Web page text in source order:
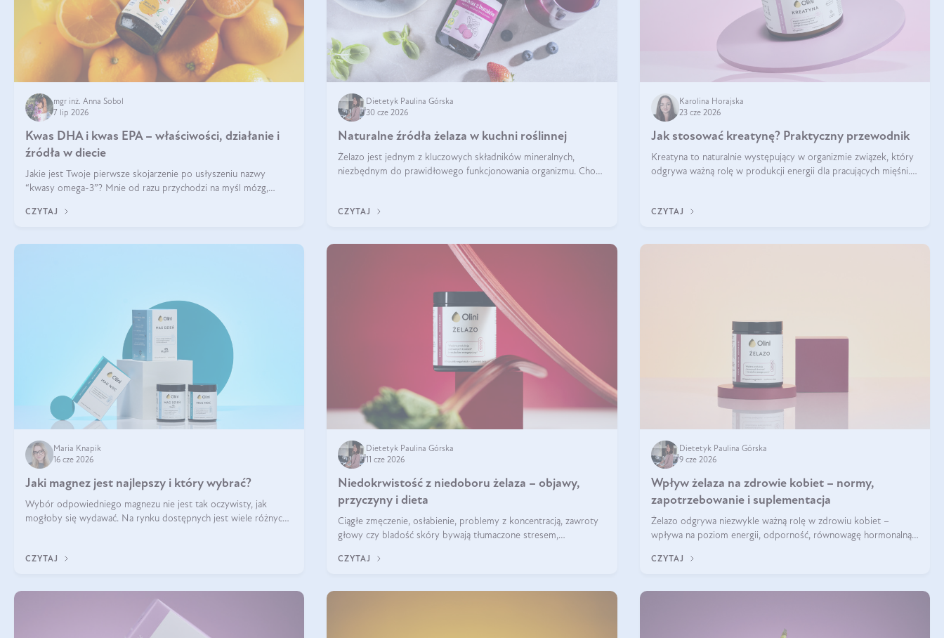
mgr inż. Anna Sobol
7 lip 2026
Kwas DHA i kwas EPA – właściwości, działanie i
źródła w diecie
Jakie jest Twoje pierwsze skojarzenie po usłyszeniu nazwy
“kwasy omega-3”? Mnie od razu przychodzi na myśl mózg,
skupimy się głównie na dwóch kwasach z tej rodziny: DHA oraz
CZYTAJ
Dietetyk Paulina Górska
30 cze 2026
Naturalne źródła żelaza w kuchni roślinnej
Żelazo jest jednym z kluczowych składników mineralnych,
niezbędnym do prawidłowego funkcjonowania organizmu. Choć
źródeł tego pierwiastka.
CZYTAJ
Karolina Horajska
23 cze 2026
Jak stosować kreatynę? Praktyczny przewodnik
Kreatyna to naturalnie występujący w organizmie związek, który
odgrywa ważną rolę w produkcji energii dla pracujących mięśni.
prze
CZYTAJ
Maria Knapik
16 cze 2026
Jaki magnez jest najlepszy i który wybrać?
Wybór odpowiedniego magnezu nie jest tak oczywisty, jak
mogłoby się wydawać. Na rynku dostępnych jest wiele różnych
CZYTAJ
Dietetyk Paulina Górska
11 cze 2026
Niedokrwistość z niedoboru żelaza – objawy,
przyczyny i dieta
Ciągłe zmęczenie, osłabienie, problemy z koncentracją, zawroty
głowy czy bladość skóry bywają tłumaczone stresem,
może być niedokrwistość z niedoboru żelaza.
CZYTAJ
Dietetyk Paulina Górska
9 cze 2026
Wpływ żelaza na zdrowie kobiet – normy,
zapotrzebowanie i suplementacja
Żelazo odgrywa niezwykle ważną rolę w zdrowiu kobiet –
wpływa na poziom energii, odporność, równowagę hormonalną i
niedobór może prowadzić m.in. do zmęczenia, bólów i zawrotów
CZYTAJ